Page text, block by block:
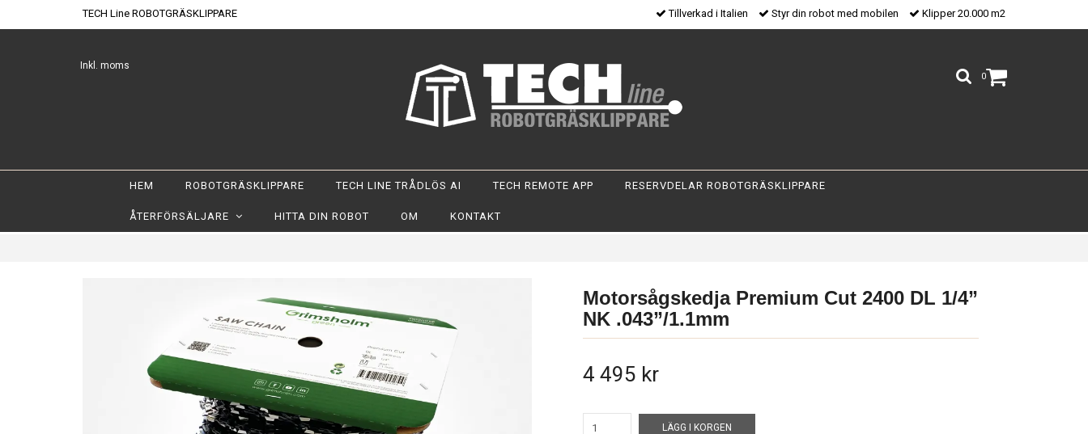
TECH Line ROBOTGRÄSKLIPPARE Tillverkad i Italien Styr din robot med mobilen Klipper 20.000 m2
0
Inkl. moms
HEM ROBOTGRÄSKLIPPARE TECH LINE TRÅDLÖS AI TECH REMOTE APP RESERVDELAR ROBOTGRÄSKLIPPARE
ÅTERFÖRSÄLJARE HITTA DIN ROBOT OM KONTAKT
Motorsågskedja Premium Cut 2400 DL 1/4”
NK .043”/1.1mm
4 495 kr
LÄGG I KORGEN